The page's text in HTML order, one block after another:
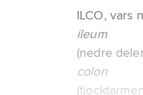
ILCO, vars
ileum
(nedre
colon